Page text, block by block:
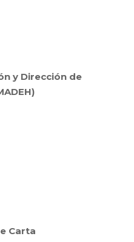
y Dirección de
Carta